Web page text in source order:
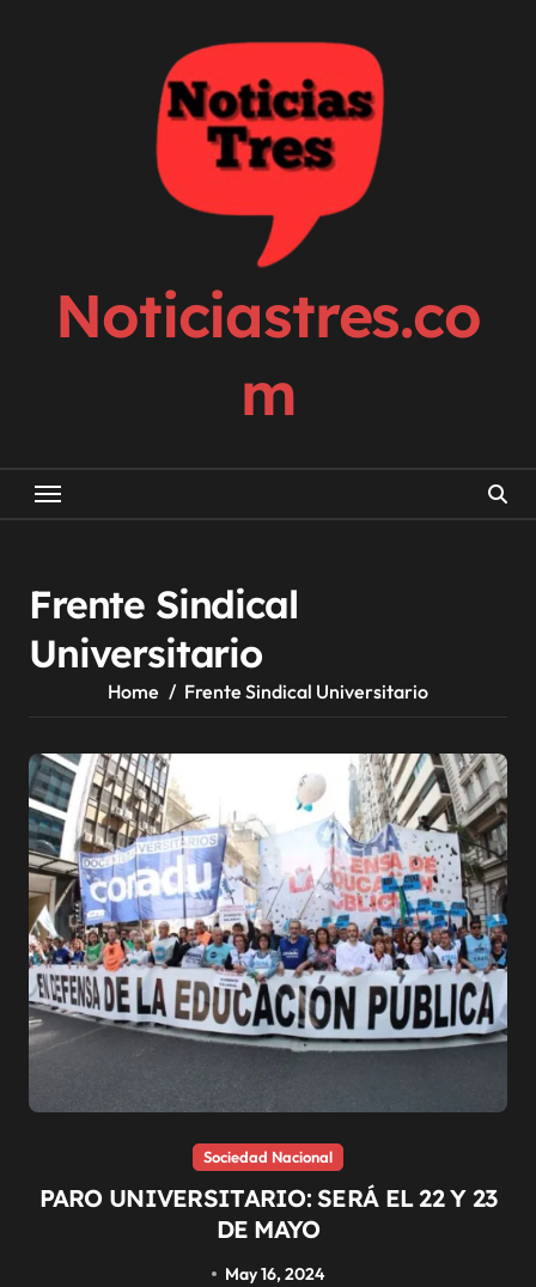
Noticiastres.co
m
Frente Sindical
Universitario
Home Frente Sindical Universitario
Sociedad Nacional
PARO UNIVERSITARIO: SERÁ EL 22 Y 23
DE MAYO
May 16, 2024